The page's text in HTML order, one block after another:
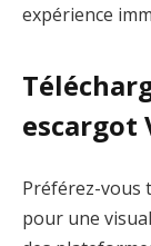
expérience
escargot
Préférez-vous
pour une